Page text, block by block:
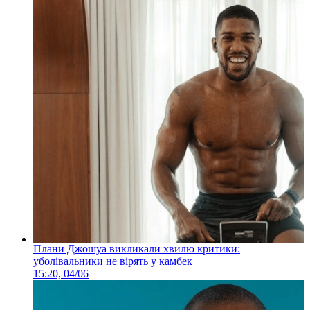
Плани Джошуа викликали хвилю критики:
уболівальники не вірять у камбек
15:20, 04/06